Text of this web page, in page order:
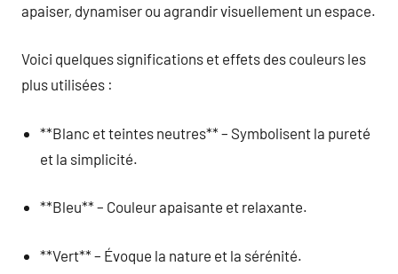
apaiser, dynamiser ou agrandir visuellement un espace.
Voici quelques significations et effets des couleurs les
plus utilisées :
**Blanc et teintes neutres** – Symbolisent la pureté
et la simplicité.
**Bleu** – Couleur apaisante et relaxante.
**Vert** – Évoque la nature et la sérénité.